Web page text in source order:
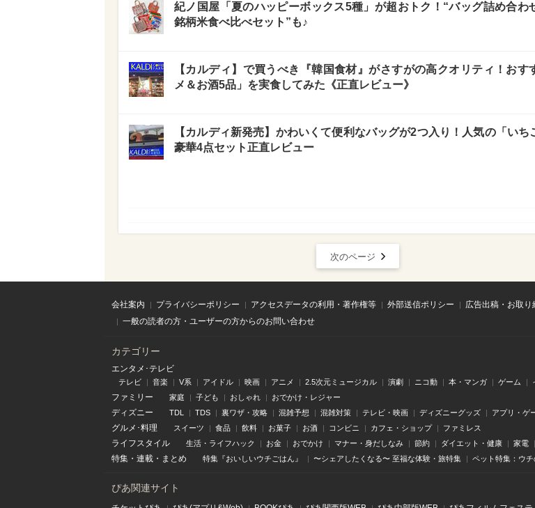
紀ノ国屋「夏のハッピーボックス5種」が超おトク！“バッグ詰め合わ
銘柄米食べ比べセット”も♪
【カルディ】で買うべき『韓国食材』がさすがの高クオリティ！おす
メ＆お酒5品」を実食してみた《正直レビュー》
【カルディ新発売】かわいくて便利なバッグが2つ入り！人気の「いち
豪華4点セット正直レビュー
次のページ
会社案内 プライバシーポリシー アクセスデータの利用・著作権等 外部送信ポリシー
広告出稿・お取
一般の読者の方・ユーザーの方からのお問い合わせ
カテゴリー
エンタメ･テレビ
テレビ 音楽 V系 アイドル 映画 アニメ 2.5次元ミュージカル 演劇 ニコ動 本・マンガ ゲーム
ファミリー 家庭 子ども おしゃれ おでかけ・レジャー
ディズニー TDL TDS 裏ワザ・攻略 混雑予想 混雑対策 テレビ・映画 ディズニーグッズ アプリ・ゲ
グルメ･料理 スイーツ 食品 飲料 お菓子 お酒 コンビニ カフェ・ショップ ファミレス
ライフスタイル 生活・ライフハック お金 おでかけ マナー・身だしなみ 節約 ダイエット・健康 家電
特集 ・ 連載 ・ まとめ 特集『おいしいウチごはん』 〜シェアしたくなる〜 至福な体験・旅特集 ペット特集：ウチ
ぴあ関連サイト